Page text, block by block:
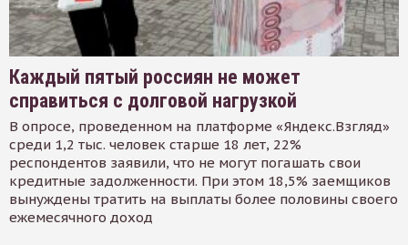
Каждый пятый россиян не может
справиться с долговой нагрузкой
В опросе, проведенном на платформе «Яндекс.Взгляд»
среди 1,2 тыс. человек старше 18 лет, 22%
респондентов заявили, что не могут погашать свои
кредитные задолженности. При этом 18,5% заемщиков
вынуждены тратить на выплаты более половины своего
ежемесячного доход